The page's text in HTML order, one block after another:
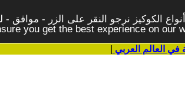
الكوكيز نرجو النقر على الزر - موافق -
you get the best experience on our
في العالم العربي